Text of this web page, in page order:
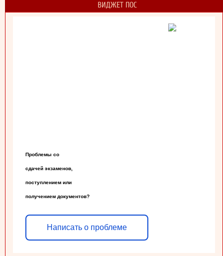
ВИДЖЕТ ПОС
Проблемы со
сдачей экзаменов,
поступлением или
получением документов?
Написать о проблеме